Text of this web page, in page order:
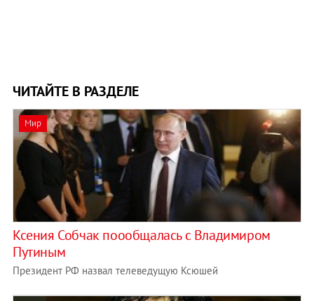
ЧИТАЙТЕ В РАЗДЕЛЕ
Мир
Ксения Собчак поообщалась с Владимиром
Путиным
Президент РФ назвал телеведущую Ксюшей